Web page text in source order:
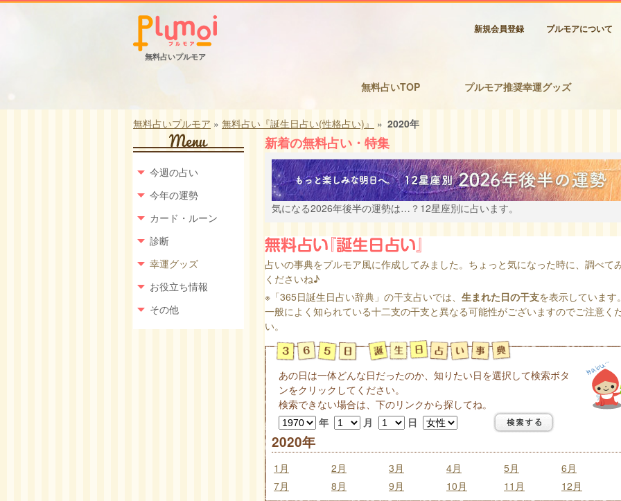
無料占いプルモア
新規会員登録 プルモアについて
無料占いTOP プルモア推奨幸運グッズ
無料占いプルモア » 無料占い『誕生日占い(性格占い)』 » 2020年
新着の無料占い・特集
気になる2026年後半の運勢は…？12星座別に占います。
占いの事典をプルモア風に作成してみました。ちょっと気になった時に、調べて
くださいね♪
※「365日誕生日占い辞典」の干支占いでは、 生まれた日の干支を表示しています
一般によく知られている十二支の干支と異なる可能性がございますのでご注意く
い。
あの日は一体どんな日だったのか、知りたい日を選択して検索ボタ
ンをクリックしてください。
検索できない場合は、下のリンクから探してね。
年
月 日
2020年
1月 2月 3月 4月 5月
6月
7月
8月 9月 10月 11月 12月
今週の占い
今年の運勢
カード・ルーン
診断
幸運グッズ
お役立ち情報
その他